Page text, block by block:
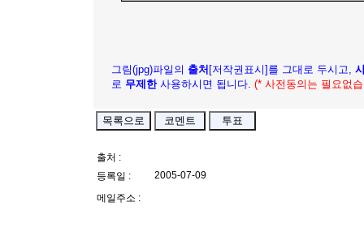
그림(jpg)파일의 출처 [저작권표시]를 그대로 두시고,
로 무제한사용하시면 됩니다. (* 사전동의는 필요없
출처 :
등록일 :
2005-07-09
메일주소 :